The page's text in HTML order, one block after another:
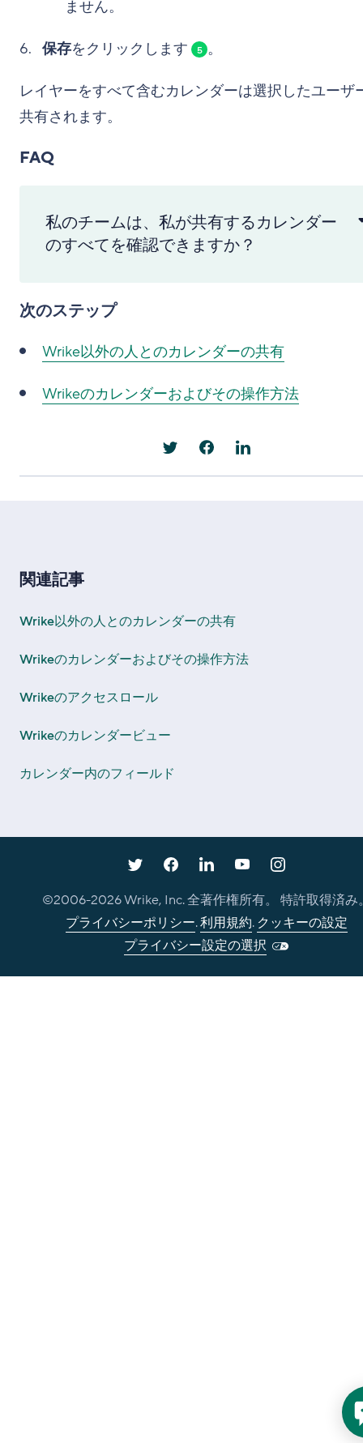
ません。
保存をクリックします 5 。
レイヤーをすべて含むカレンダーは選択したユーザ
共有されます。
FAQ
私のチームは、私が共有するカレンダー
のすべてを確認できますか？
次のステップ
Wrike以外の人とのカレンダーの共有
Wrikeのカレンダーおよびその操作方法
関連記事
Wrike以外の人とのカレンダーの共有
Wrikeのカレンダーおよびその操作方法
Wrikeのアクセスロール
Wrikeのカレンダービュー
カレンダー内のフィールド
©2006-2026Wrike, Inc. 全著作権所有。 特許取得済み
プライバシーポリシー.利用規約. クッキーの設定
プライバシー設定の選択